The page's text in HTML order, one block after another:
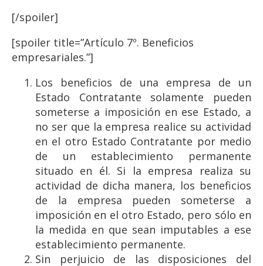
[/spoiler]
[spoiler title=”Artículo 7º. Beneficios
empresariales.”]
Los beneficios de una empresa de un
Estado Contratante solamente pueden
someterse a imposición en ese Estado, a
no ser que la empresa realice su actividad
en el otro Estado Contratante por medio
de un establecimiento permanente
situado en él. Si la empresa realiza su
actividad de dicha manera, los beneficios
de la empresa pueden someterse a
imposición en el otro Estado, pero sólo en
la medida en que sean imputables a ese
establecimiento permanente.
Sin perjuicio de las disposiciones del